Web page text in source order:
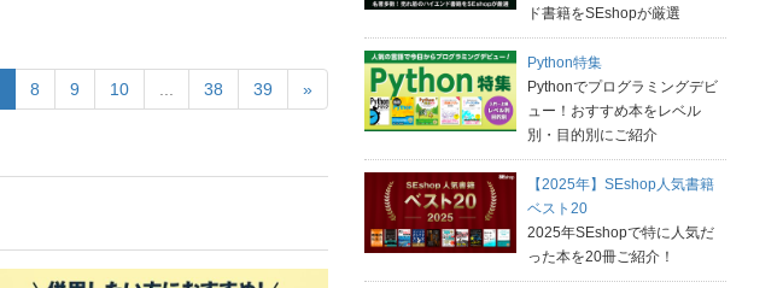
8 9 10 38 39 »
ド書籍をSEshopが厳選
Python特集
Pythonでプログラミングデビ
ュー！おすすめ本をレベル
別・目的別にご紹介
【2025年】SEshop人気書籍
ベスト20
2025年SEshopで特に人気だ
った本を20冊ご紹介！